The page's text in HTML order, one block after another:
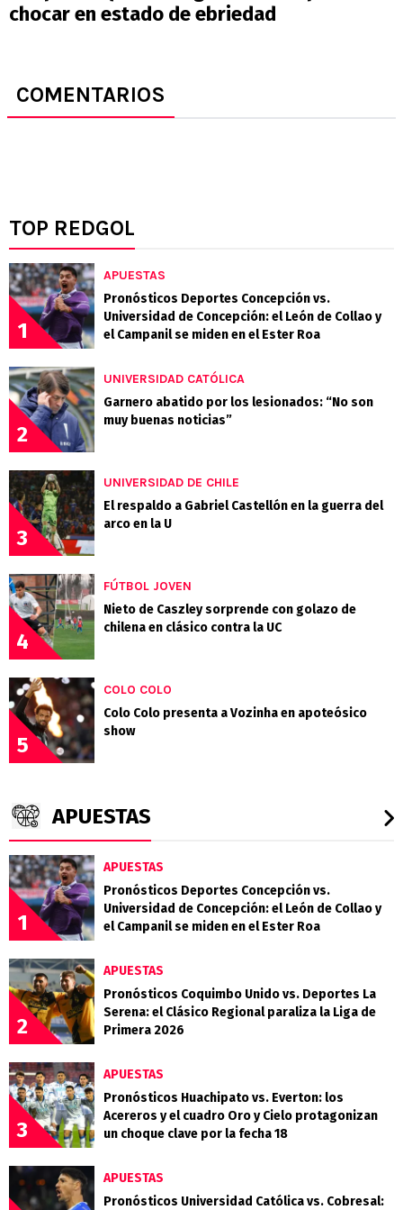
chocar en estado de ebriedad
COMENTARIOS
TOP REDGOL
1
APUESTAS
Pronósticos Deportes Concepción vs.
Universidad de Concepción: el León de Collao y
el Campanil se miden en el Ester Roa
2
UNIVERSIDAD CATÓLICA
Garnero abatido por los lesionados: “No son
muy buenas noticias”
3
UNIVERSIDAD DE CHILE
El respaldo a Gabriel Castellón en la guerra del
arco en la U
4
FÚTBOL JOVEN
Nieto de Caszley sorprende con golazo de
chilena en clásico contra la UC
5
COLO COLO
Colo Colo presenta a Vozinha en apoteósico
show
APUESTAS
1
APUESTAS
Pronósticos Deportes Concepción vs.
Universidad de Concepción: el León de Collao y
el Campanil se miden en el Ester Roa
2
APUESTAS
Pronósticos Coquimbo Unido vs. Deportes La
Serena: el Clásico Regional paraliza la Liga de
Primera 2026
3
APUESTAS
Pronósticos Huachipato vs. Everton: los
Acereros y el cuadro Oro y Cielo protagonizan
un choque clave por la fecha 18
APUESTAS
Pronósticos Universidad Católica vs. Cobresal: